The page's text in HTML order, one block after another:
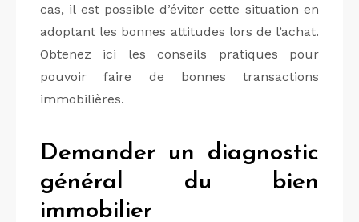
cas, il est possible d’éviter cette situation en
adoptant les bonnes attitudes lors de l’achat.
Obtenez ici les conseils pratiques pour
pouvoir faire de bonnes transactions
immobilières.
Demander un diagnostic
général du bien
immobilier